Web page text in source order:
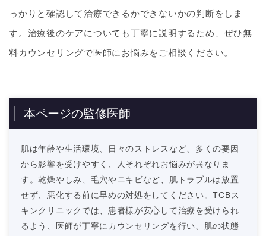
っかりと確認して治療できるかできないかの判断をしま
す。治療後のケアについても丁寧に説明するため、ぜひ無
料カウンセリングで医師にお悩みをご相談ください。
本ページの監修医師
肌は年齢や生活環境、日々のストレスなど、多くの要因
から影響を受けやすく、人それぞれお悩みが異なりま
す。乾燥やしみ、毛穴やニキビなど、肌トラブルは放置
せず、悪化する前に早めの対処をしてください。TCBス
キンクリニックでは、患者様が安心して治療を受けられ
るよう、医師が丁寧にカウンセリングを行い、肌の状態